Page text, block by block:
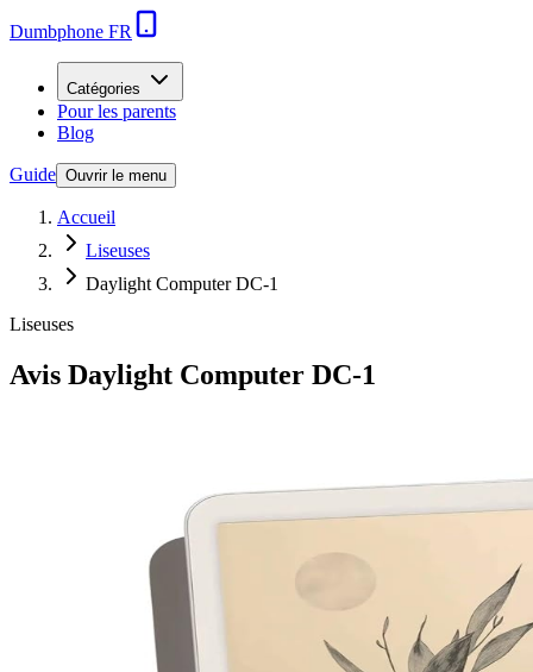
Dumbphone FR
Catégories
Pour les parents
Blog
Guide Ouvrir le menu
Accueil
Liseuses
Daylight Computer DC-1
Liseuses
Avis Daylight Computer DC-1